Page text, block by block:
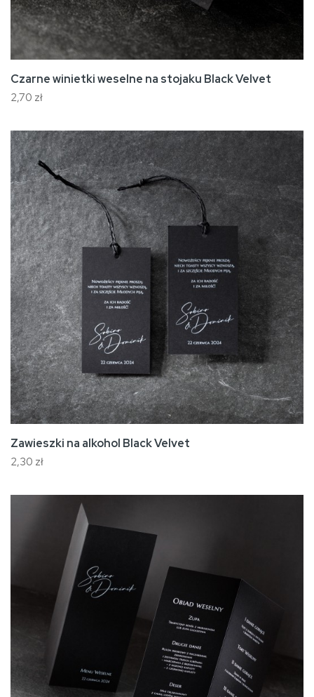
Czarne winietki weselne na stojaku Black Velvet
2,70 zł
Zawieszki na alkohol Black Velvet
2,30 zł